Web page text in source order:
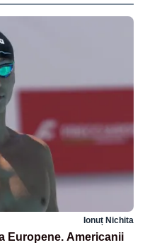
Ionuț Nichita
Europene. Americanii